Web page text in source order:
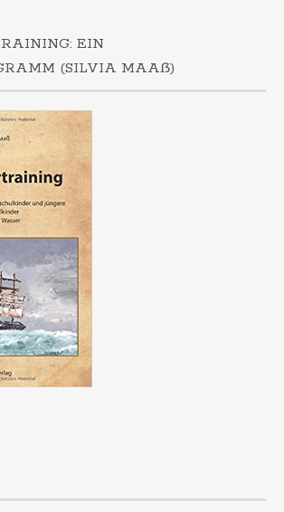
EIN
(SILVIA MAAẞ)